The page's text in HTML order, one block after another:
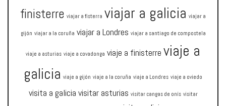
finisterre viajar a fisterra viajar a galicia viajar a
gijón viajar a la coruña viajar a Londres viajar a santiago de compostela
viaje a asturias viaje a covadonga viaje a finisterre viaje a
galicia viaje a gijón viaje a la coruña viaje a Londres viaje a oviedo
visita a galicia visitar asturias visitar cangas de onís visitar